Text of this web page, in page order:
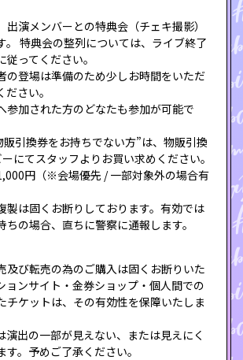
出演メンバーとの特典会（チェキ撮影）
。 特典会の整列については、ライブ終了
ってください。
の登場は準備のため少しお時間をいただ
さい。
参加された方のどなたも参加が可能で
販引換券をお持ちでない方”は、物販引換
にてスタッフよりお買い求めください。
円（※会場優先 / 一部対象外の場合有
製は固くお断りしております。有効では
ちの場合、直ちに警察に通報します。
及び転売の為のご購入は固くお断りいた
ョンサイト・金券ショップ・個人間での
チケットは、その有効性を保障いたしま
出の一部が見えない、または見えにく
。予めご了承ください。